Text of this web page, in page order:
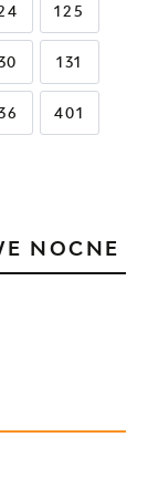
125
131
401
NOCNE